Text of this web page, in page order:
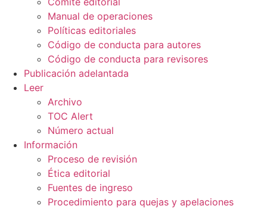
Manual de operaciones
Políticas editoriales
Código de conducta para autores
Código de conducta para revisores
Publicación adelantada
Leer
Archivo
TOC Alert
Número actual
Información
Proceso de revisión
Ética editorial
Fuentes de ingreso
Procedimiento para quejas y apelaciones